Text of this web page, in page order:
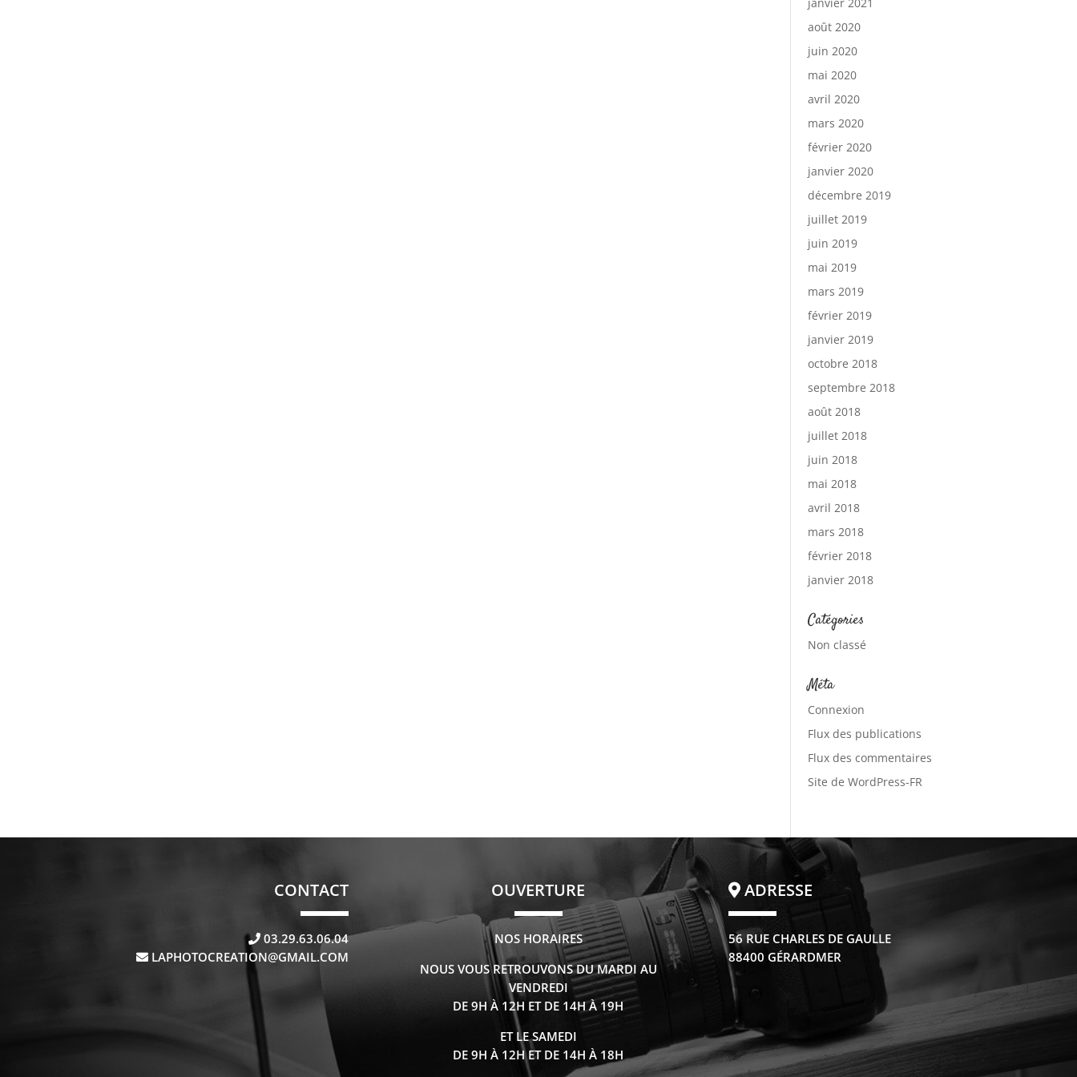
août 2020
juin 2020
mai 2020
avril 2020
mars 2020
février 2020
janvier 2020
décembre 2019
juillet 2019
juin 2019
mai 2019
mars 2019
février 2019
janvier 2019
octobre 2018
septembre 2018
août 2018
juillet 2018
juin 2018
mai 2018
avril 2018
mars 2018
février 2018
janvier 2018
Catégories
Non classé
Méta
Connexion
Flux des publications
Flux des commentaires
Site de WordPress-FR
CONTACT
03.29.63.06.04
LAPHOTOCREATION@GMAIL.COM
OUVERTURE
NOS HORAIRES
NOUS VOUS RETROUVONS DU MARDI AU
VENDREDI
DE 9H À 12H ET DE 14H À 19H
ET LE SAMEDI
DE 9H À 12H ET DE 14H À 18H
ADRESSE
56 RUE CHARLES DE GAULLE
88400 GÉRARDMER